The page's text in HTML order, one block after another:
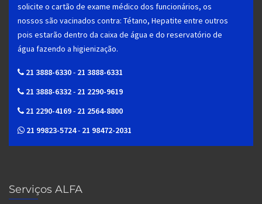
solicite o cartão de exame médico dos funcionários, os
nossos são vacinados contra: Tétano, Hepatite entre outros
pois estarão dentro da caixa de água e do reservatório de
água fazendo a higienização.
21 3888-6330- 21 3888-6331
21 3888-6332- 21 2290-9619
21 2290-4169- 21 2564-8800
21 99823-5724- 21 98472-2031
Serviços ALFA